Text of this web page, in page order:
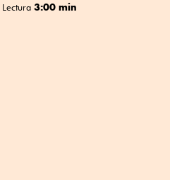
Lectura 3:00 min